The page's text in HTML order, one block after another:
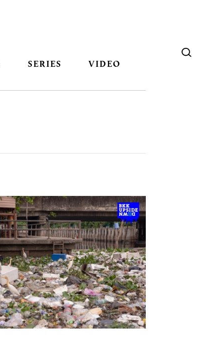
SERIES VIDEO